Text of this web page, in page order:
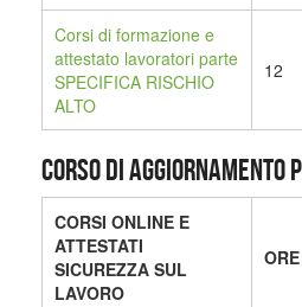
Corsi di formazione e
attestato lavoratori parte
SPECIFICA RISCHIO
ALTO
12
CORSO DI AGGIORNAMENTO
CORSI ONLINE E
ATTESTATI
SICUREZZA SUL
LAVORO
ORE